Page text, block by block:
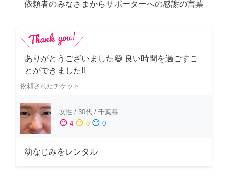
依頼者のみなさまからサポーターへの感謝の言葉
ありがとうございました😄 良い時間を過ごすこ
とができました‼️
依頼されたチケット
女性 / 30代 / 千葉県
sentiment_satisfied 4 sentiment_neutral 0 sentiment_dissatisfied 0
幼なじみをレンタル